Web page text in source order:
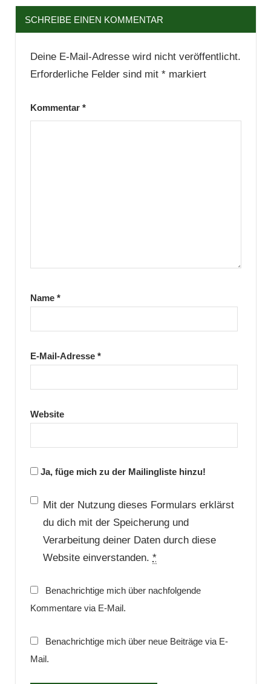
SCHREIBE EINEN KOMMENTAR
Deine E-Mail-Adresse wird nicht veröffentlicht.
Erforderliche Felder sind mit *markiert
Kommentar *
Name *
E-Mail-Adresse *
Website
Ja, füge mich zu der Mailingliste hinzu!
Mit der Nutzung dieses Formulars erklärst
du dich mit der Speicherung und
Verarbeitung deiner Daten durch diese
Website einverstanden. *
Benachrichtige mich über nachfolgende
Kommentare via E-Mail.
Benachrichtige mich über neue Beiträge via E-
Mail.